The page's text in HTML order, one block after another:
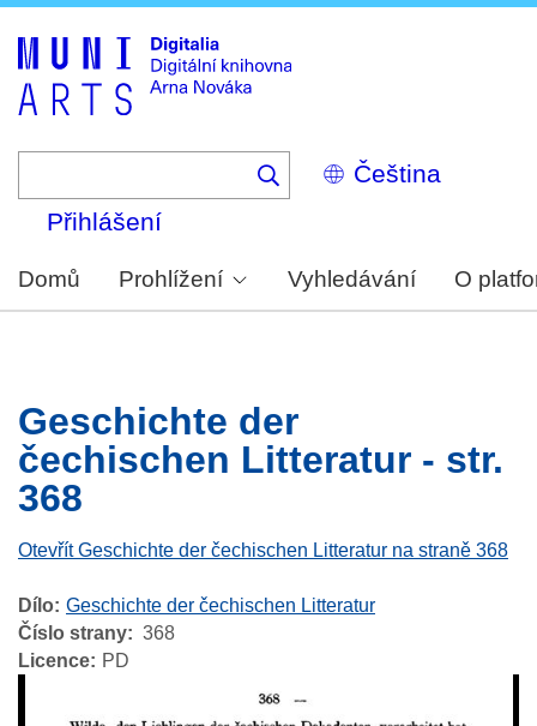
Select
your
Přihlášení
Domů Prohlížení Vyhledávání O
Geschichte der
čechischen Litteratur - str.
368
Otevřít Geschichte der čechischen Litteratur na straně 368
Dílo Geschichte der čechischen Litteratur
Číslo strany
368
Licence
PD